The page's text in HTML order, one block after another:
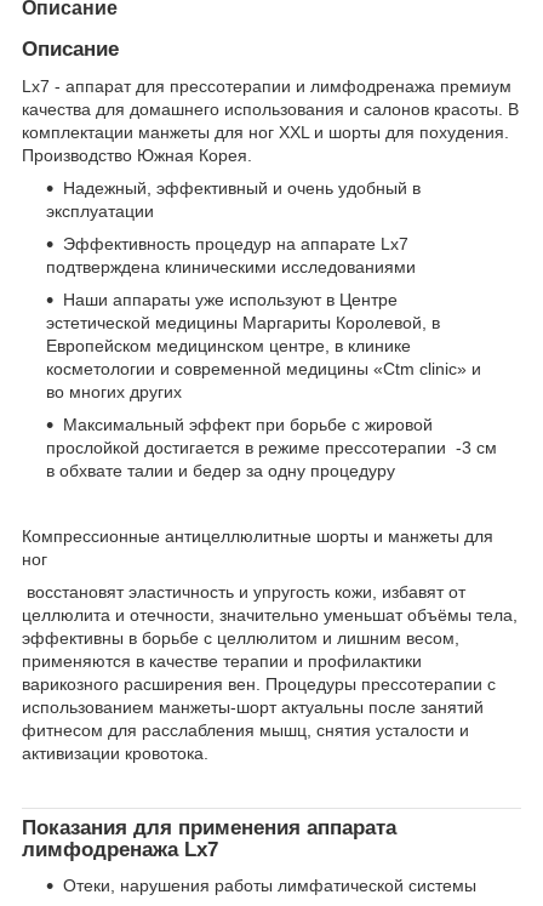
Описание
Описание
Lx7 - аппарат для прессотерапии и лимфодренажа премиум
качества для домашнего использования и салонов красоты. В
комплектации манжеты для ног XXL и шорты для похудения.
Производство Южная Корея.
Надежный, эффективный и очень удобный в
эксплуатации
Эффективность процедур на аппарате Lx7
подтверждена клиническими исследованиями
Наши аппараты уже используют в Центре
эстетической медицины Маргариты Королевой, в
Европейском медицинском центре, в клинике
косметологии и современной медицины «Сtm clinic» и
во многих других
Максимальный эффект при борьбе с жировой
прослойкой достигается в режиме прессотерапии -3 см
в обхвате талии и бедер за одну процедуру
Компрессионные антицеллюлитные шорты и манжеты для
ног
восстановят эластичность и упругость кожи, избавят от
целлюлита и отечности, значительно уменьшат объёмы тела,
эффективны в борьбе с целлюлитом и лишним весом,
применяются в качестве терапии и профилактики
варикозного расширения вен. Процедуры прессотерапии с
использованием манжеты-шорт актуальны после занятий
фитнесом для расслабления мышц, снятия усталости и
активизации кровотока.
Показания для применения аппарата
лимфодренажа Lx7
Отеки, нарушения работы лимфатической системы